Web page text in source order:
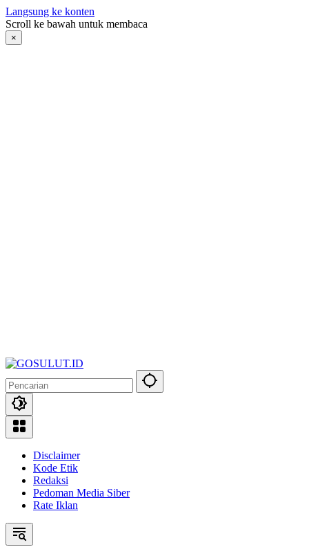
Langsung ke konten
Scroll ke bawah untuk membaca
×
Disclaimer
Kode Etik
Redaksi
Pedoman Media Siber
Rate Iklan